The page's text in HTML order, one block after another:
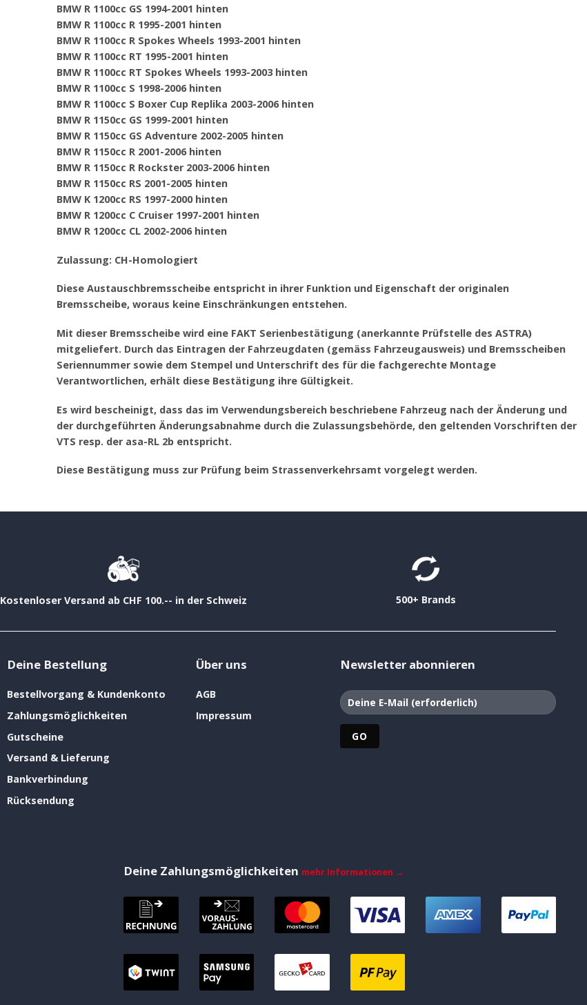
BMW R 1100cc GS 1994-2001 hinten
BMW R 1100cc R 1995-2001 hinten
BMW R 1100cc R Spokes Wheels 1993-2001 hinten
BMW R 1100cc RT 1995-2001 hinten
BMW R 1100cc RT Spokes Wheels 1993-2003 hinten
BMW R 1100cc S 1998-2006 hinten
BMW R 1100cc S Boxer Cup Replika 2003-2006 hinten
BMW R 1150cc GS 1999-2001 hinten
BMW R 1150cc GS Adventure 2002-2005 hinten
BMW R 1150cc R 2001-2006 hinten
BMW R 1150cc R Rockster 2003-2006 hinten
BMW R 1150cc RS 2001-2005 hinten
BMW K 1200cc RS 1997-2000 hinten
BMW R 1200cc C Cruiser 1997-2001 hinten
BMW R 1200cc CL 2002-2006 hinten
Zulassung: CH-Homologiert
Diese Austauschbremsscheibe entspricht in ihrer Funktion und Eigenschaft der originalen
Bremsscheibe, woraus keine Einschränkungen entstehen.
Mit dieser Bremsscheibe wird eine FAKT Serienbestätigung (anerkannte Prüfstelle des ASTRA)
mitgeliefert. Durch das Eintragen der Fahrzeugdaten (gemäss Fahrzeugausweis) und Bremsscheiben
Seriennummer sowie dem Stempel und Unterschrift des für die fachgerechte Montage
Verantwortlichen, erhält diese Bestätigung ihre Gültigkeit.
Es wird bescheinigt, dass das im Verwendungsbereich beschriebene Fahrzeug nach der Änderung und
der durchgeführten Änderungsabnahme durch die Zulassungsbehörde, den geltenden Vorschriften der
VTS resp. der asa-RL 2b entspricht.
Diese Bestätigung muss zur Prüfung beim Strassenverkehrsamt vorgelegt werden.
Kostenloser Versand ab CHF 100.-- in der Schweiz 500+ Brands
Deine Bestellung
Bestellvorgang & Kundenkonto
Zahlungsmöglichkeiten
Gutscheine
Versand & Lieferung
Bankverbindung
Rücksendung
Über uns
AGB
Impressum
Newsletter abonnieren
Deine Zahlungsmöglichkeiten mehr Informationen →